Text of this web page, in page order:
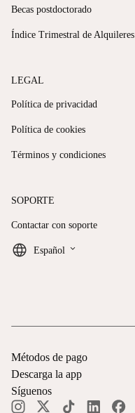
Becas postdoctorado
Índice Trimestral de Alquileres
LEGAL
Política de privacidad
Política de cookies
Términos y condiciones
SOPORTE
Contactar con soporte
Español keyboard_arrow_down
Métodos de pago
Descarga la app
Síguenos